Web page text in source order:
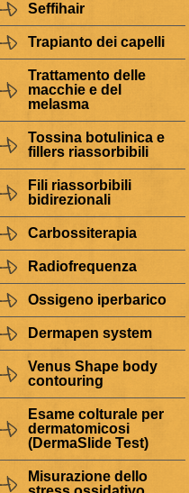
Seffihair
Trapianto dei capelli
Trattamento delle
macchie e del
melasma
Tossina botulinica e
fillers riassorbibili
Fili riassorbibili
bidirezionali
Carbossiterapia
Radiofrequenza
Ossigeno iperbarico
Dermapen system
Venus Shape body
contouring
Esame colturale per
dermatomicosi
(DermaSlide Test)
Misurazione dello